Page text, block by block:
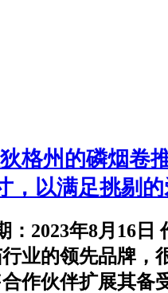
格州的磷烟卷
，以满足挑剔
：2023年8月16日
业的领先品牌，
作伙伴扩展其备